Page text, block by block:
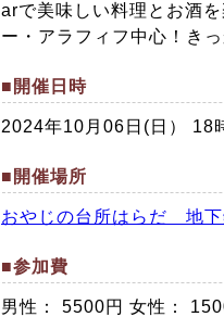
arで美味しい料理とお酒
ー・アラフィフ中心！き
■開催日時
2024年10月06日(日） 18
■開催場所
おやじの台所はらだ 地下
■参加費
男性： 5500円 女性：